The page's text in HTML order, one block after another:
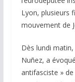
Lyon, plusieurs
mouvement de
Dès lundi
Nuñez, a
antifasciste »